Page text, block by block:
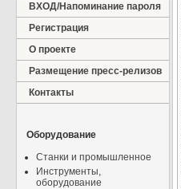
ВХОД/Напоминание пароля
Регистрация
О проекте
Размещение пресс-релизов
Контакты
Оборудование
Станки и промышленное
Инструменты,
оборудование